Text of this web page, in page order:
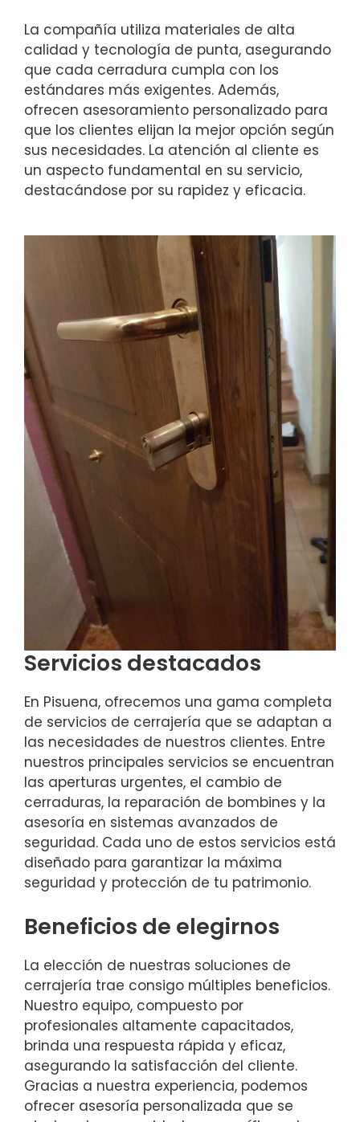
La compañía utiliza materiales de alta
calidad y tecnología de punta, asegurando
que cada cerradura cumpla con los
estándares más exigentes. Además,
ofrecen asesoramiento personalizado para
que los clientes elijan la mejor opción según
sus necesidades. La atención al cliente es
un aspecto fundamental en su servicio,
destacándose por su rapidez y eficacia.
Servicios destacados
En Pisuena, ofrecemos una gama completa
de servicios de cerrajería que se adaptan a
las necesidades de nuestros clientes. Entre
nuestros principales servicios se encuentran
las aperturas urgentes, el cambio de
cerraduras, la reparación de bombines y la
asesoría en sistemas avanzados de
seguridad. Cada uno de estos servicios está
diseñado para garantizar la máxima
seguridad y protección de tu patrimonio.
Beneficios de elegirnos
La elección de nuestras soluciones de
cerrajería trae consigo múltiples beneficios.
Nuestro equipo, compuesto por
profesionales altamente capacitados,
brinda una respuesta rápida y eficaz,
asegurando la satisfacción del cliente.
Gracias a nuestra experiencia, podemos
ofrecer asesoría personalizada que se